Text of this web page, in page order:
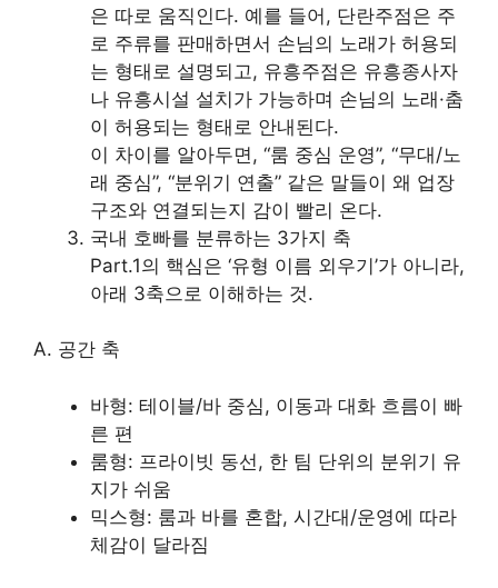
은 따로 움직인다. 예를 들어, 단란주점은 주
로 주류를 판매하면서 손님의 노래가 허용되
는 형태로 설명되고, 유흥주점은 유흥종사자
나 유흥시설 설치가 가능하며 손님의 노래·춤
이 허용되는 형태로 안내된다.
이 차이를 알아두면, “룸 중심 운영”, “무대/노
래 중심”, “분위기 연출” 같은 말들이 왜 업장
구조와 연결되는지 감이 빨리 온다.
국내 호빠를 분류하는 3가지 축
Part.1의 핵심은 ‘유형 이름 외우기’가 아니라,
아래 3축으로 이해하는 것.
A. 공간 축
바형: 테이블/바 중심, 이동과 대화 흐름이 빠
른 편
룸형: 프라이빗 동선, 한 팀 단위의 분위기 유
지가 쉬움
믹스형: 룸과 바를 혼합, 시간대/운영에 따라
체감이 달라짐